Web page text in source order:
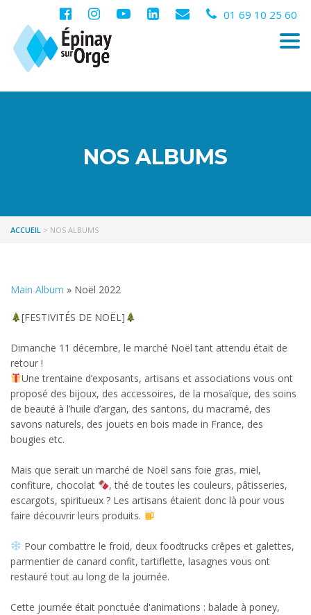
01 69 10 25 60
NOS ALBUMS
ACCUEIL > NOS ALBUMS
Main Album » Noël 2022
[FESTIVITÉS DE NOËL]
Dimanche 11 décembre, le marché Noël tant attendu était de
retour !
Une trentaine d’exposants, artisans et associations vous ont
proposé des bijoux, des accessoires, de la mosaïque, des soins
de beauté à l’huile d’argan, des santons, du macramé, des
savons naturels, des jouets en bois made in France, des
bougies etc.
Mais que serait un marché de Noël sans foie gras, miel,
confiture, chocolat
, thé de toutes les couleurs, pâtisseries,
escargots, spiritueux ? Les artisans étaient donc là pour vous
faire découvrir leurs produits.
Pour combattre le froid, deux foodtrucks crêpes et galettes,
parmentier de canard confit, tartiflette, lasagnes vous ont
restauré tout au long de la journée.
Cette journée était ponctuée d'animations : balade à poney,